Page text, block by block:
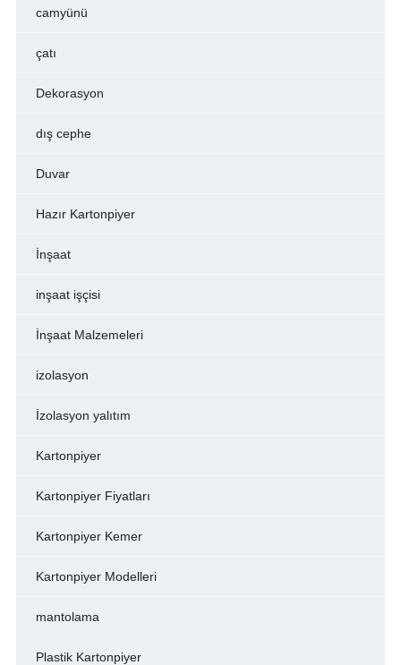
camyünü
çatı
Dekorasyon
dış cephe
Duvar
Hazır Kartonpiyer
İnşaat
inşaat işçisi
İnşaat Malzemeleri
izolasyon
İzolasyon yalıtım
Kartonpiyer
Kartonpiyer Fiyatları
Kartonpiyer Kemer
Kartonpiyer Modelleri
mantolama
Plastik Kartonpiyer